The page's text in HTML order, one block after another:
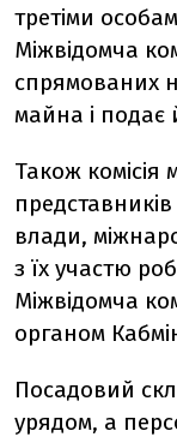
третіми
Міжвідомча
спрямованих
майна і подає
Також комісія
влади,
з їх участю
Міжвідомча
органом
Посадовий
урядом, а